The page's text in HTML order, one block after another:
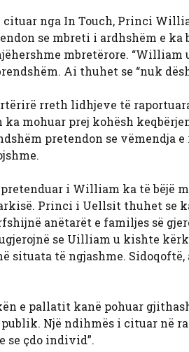
nga In Touch, Princi
se mbreti i ardhshëm e
mbretërore. “William
Ai thuhet se “nuk
rreth lidhjeve të
mohuar prej kohësh
pretendon se vëmendja
i William ka të bëjë
Princi i Uellsit thuhet se
anëtarët e familjes së
se Uilliam u kishte
situata të ngjashme.
e pallatit kanë pohuar
Një ndihmës i cituar në
se çdo individ”.